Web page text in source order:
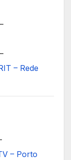
–
–
– Rede
– Porto